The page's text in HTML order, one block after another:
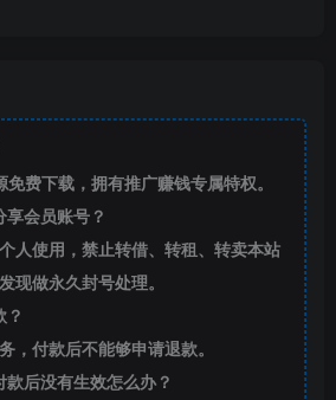
费下载，拥有推广赚钱专属特权。
会员账号？
人使用，禁止转借、转租、转卖本站
现做永久封号处理。
，付款后不能够申请退款。
后没有生效怎么办？